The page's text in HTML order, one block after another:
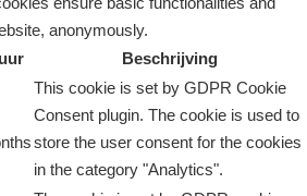
anonymously.
Beschrijving
This cookie is set by GDPR Cookie
Consent plugin. The cookie is used to
store the user consent for the cookies
in the category "Analytics".